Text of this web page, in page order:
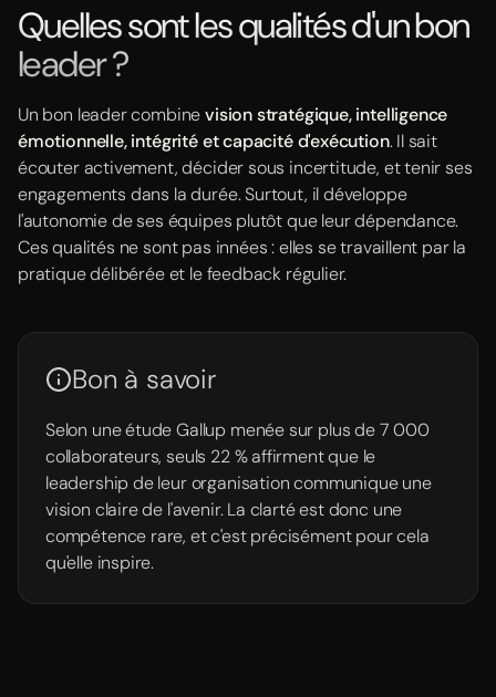
Quelles sont les qualités d'un bon
leader ?
Un bon leader combinevision stratégique, intelligence
émotionnelle, intégrité et capacité d'exécution. Il sait
écouter activement, décider sous incertitude, et tenir ses
engagements dans la durée. Surtout, il développe
l'autonomie de ses équipes plutôt que leur dépendance.
Ces qualités ne sont pas innées : elles se travaillent par la
pratique délibérée et le feedback régulier.
Bon à savoir
Selon une étude Gallup menée sur plus de 7 000
collaborateurs, seuls 22 % affirment que le
leadership de leur organisation communique une
vision claire de l'avenir. La clarté est donc une
compétence rare, et c'est précisément pour cela
qu'elle inspire.